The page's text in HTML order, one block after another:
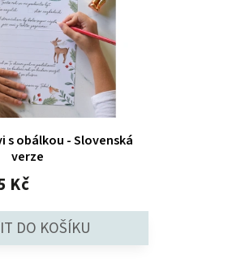
s obálkou - Slovenská
verze
Kč